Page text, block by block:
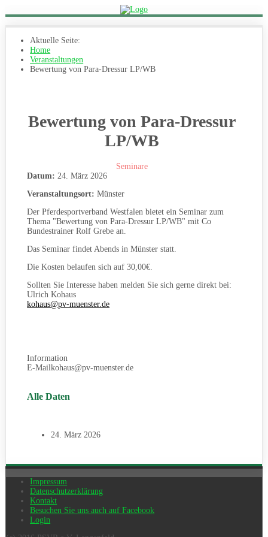
Aktuelle Seite:
Home
Veranstaltungen
Bewertung von Para-Dressur LP/WB
Bewertung von Para-Dressur
LP/WB
Seminare
Datum: 24. März 2026
Veranstaltungsort: Münster
Der Pferdesportverband Westfalen bietet ein Seminar zum
Thema "Bewertung von Para-Dressur LP/WB" mit Co
Bundestrainer Rolf Grebe an.
Das Seminar findet Abends in Münster statt.
Die Kosten belaufen sich auf 30,00€.
Sollten Sie Interesse haben melden Sie sich gerne direkt bei:
Ulrich Kohaus
kohaus@pv-muenster.de
Information
E-Mailkohaus@pv-muenster.de
Alle Daten
24. März 2026
Impressum
Datenschutzerklärung
Kontakt
Besuchen Sie uns auch auf Facebook
Login